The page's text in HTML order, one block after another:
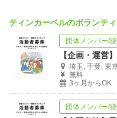
ティンカーベルのボランテ
団体メンバー/
埼玉, 千葉, 東
無料
3ヶ月からOK
団体メンバー/